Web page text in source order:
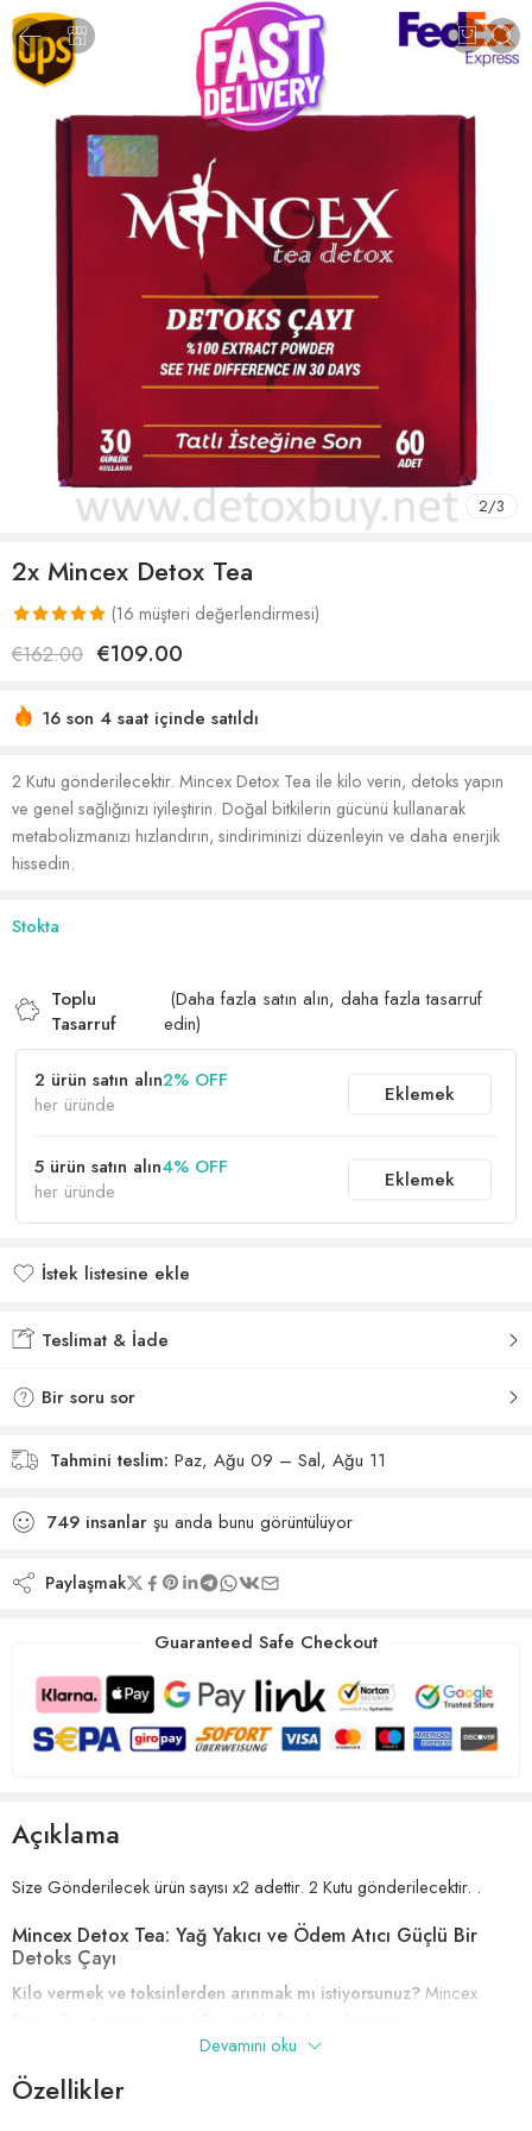
2/3
2x Mincex Detox Tea
13
müşteri
üzerinden
aldı
(16 müşteri değerlendirmesi)
€162.00 €109.00
16 son 4 saat içinde satıldı
bu var
2 Kutu gönderilecektir. Mincex Detox Tea ile kilo verin, detoks yapın
ve genel sağlığınızı iyileştirin. Doğal bitkilerin gücünü kullanarak
metabolizmanızı hızlandırın, sindiriminizi düzenleyin ve daha enerjik
hissedin.
Stokta
Toplu
Tasarruf
(Daha fazla satın alın, daha fazla tasarruf
edin)
2 ürün satın alın2% OFF
her üründe
Eklemek
5 ürün satın alın4% OFF
her üründe
Eklemek
İstek listesine ekle
Teslimat & İade
Bir soru sor
Tahmini teslim: Paz, Ağu 09 – Sal, Ağu 11
749 insanlar şu anda bunu görüntülüyor
Paylaşmak
Guaranteed Safe Checkout
Açıklama
Size Gönderilecek ürün sayısı x2 adettir. 2 Kutu gönderilecektir. .
Mincex Detox Tea: Yağ Yakıcı ve Ödem Atıcı Güçlü Bir
Detoks Çayı
Kilo vermek ve toksinlerden arınmak mı istiyorsunuz? Mincex
metabolizmanızı hızlandırarak yağ yakımını destekler, ödem atmanıza
yardımcı olur ve su ihtiyacınızı artırır.
Devamını oku
Özellikler